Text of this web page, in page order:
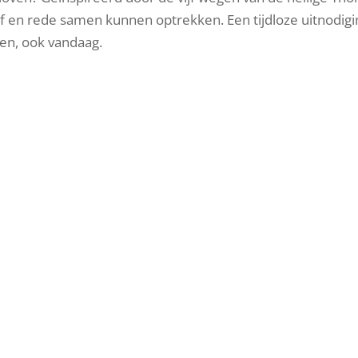
en rede samen kunnen optrekken. Een tijdloze
ook vandaag.